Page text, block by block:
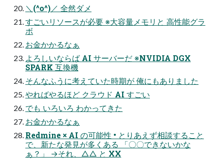
＼(^o^)／ 全然ダメ
すごいリソースが必要 ※大容量メモリと 高性能グラ
ボ
お金かかるなぁ
よろしいならば AI サーバーだ ※NVIDIA DGX
SPARK 互換機
そんなふうに考えていた時期が 俺にもありました
やればやるほど クラウド AI すごい
でも いろいろ わかってきた
お金かかるなぁ
Redmine × AI の可能性 • とりあえず相談すること
で、新たな発見が多くある 「〇〇できないかな
ぁ？」 →それ、△△ と XX